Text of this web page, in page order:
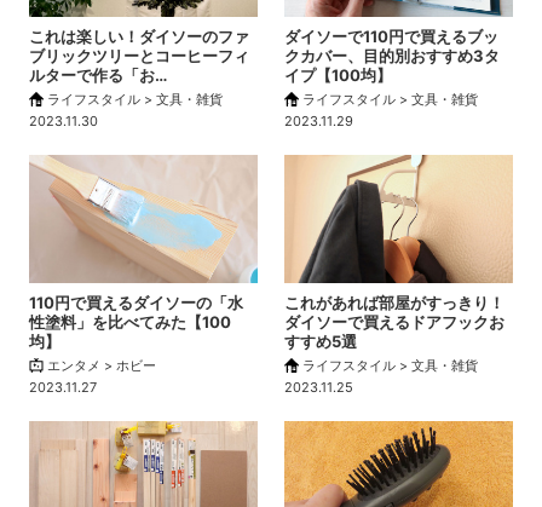
これは楽しい！ダイソーのファ
ブリックツリーとコーヒーフィ
ルターで作る「お…
ライフスタイル > 文具・雑貨
2023.11.30
ダイソーで110円で買えるブッ
クカバー、目的別おすすめ3タ
イプ【100均】
ライフスタイル > 文具・雑貨
2023.11.29
110円で買えるダイソーの「水
性塗料」を比べてみた【100
均】
エンタメ > ホビー
2023.11.27
これがあれば部屋がすっきり！
ダイソーで買えるドアフックお
すすめ5選
ライフスタイル > 文具・雑貨
2023.11.25